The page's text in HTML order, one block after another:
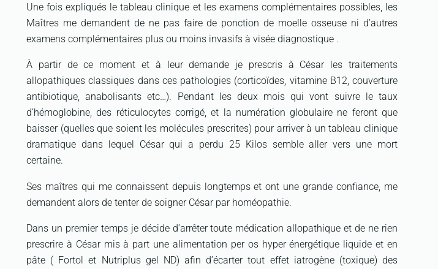
Une fois expliqués le tableau clinique et les examens complémentaires possibles, les
Maîtres me demandent de ne pas faire de ponction de moelle osseuse ni d’autres
examens complémentaires plus ou moins invasifs à visée diagnostique .
À partir de ce moment et à leur demande je prescris à César les traitements
allopathiques classiques dans ces pathologies (corticoïdes, vitamine B12, couverture
antibiotique, anabolisants etc…). Pendant les deux mois qui vont suivre le taux
d’hémoglobine, des réticulocytes corrigé, et la numération globulaire ne feront que
baisser (quelles que soient les molécules prescrites) pour arriver à un tableau clinique
dramatique dans lequel César qui a perdu 25 Kilos semble aller vers une mort
certaine.
Ses maîtres qui me connaissent depuis longtemps et ont une grande confiance, me
demandent alors de tenter de soigner César par homéopathie.
Dans un premier temps je décide d’arrêter toute médication allopathique et de ne rien
prescrire à César mis à part une alimentation per os hyper énergétique liquide et en
pâte ( Fortol et Nutriplus gel ND) afin d’écarter tout effet iatrogène (toxique) des